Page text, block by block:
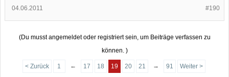
mMn die
sehr gut zu
#190
04.06.2011
(Du musst angemeldet oder registriert sein, um Beiträge verfassen zu
können. )
< Zurück 1 ← 17 18 19 20 21 → 91 Weiter >